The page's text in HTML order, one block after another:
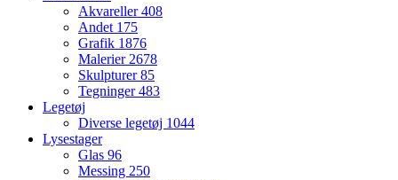
Akvareller408
Andet 175
Grafik 1876
Malerier2678
Skulpturer85
Tegninger483
Legetøj
Diverse legetøj 1044
Lysestager
Glas 96
Messing 250